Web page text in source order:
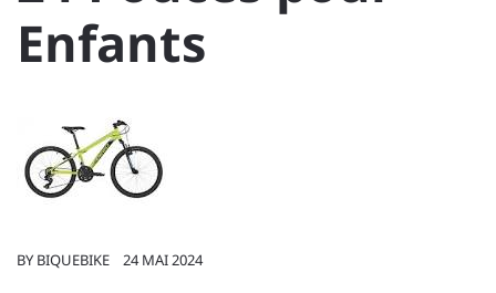
Enfants
BY BIQUEBIKE 24 MAI 2024